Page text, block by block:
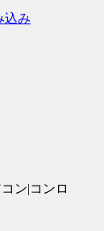
込み
ン|コンロ